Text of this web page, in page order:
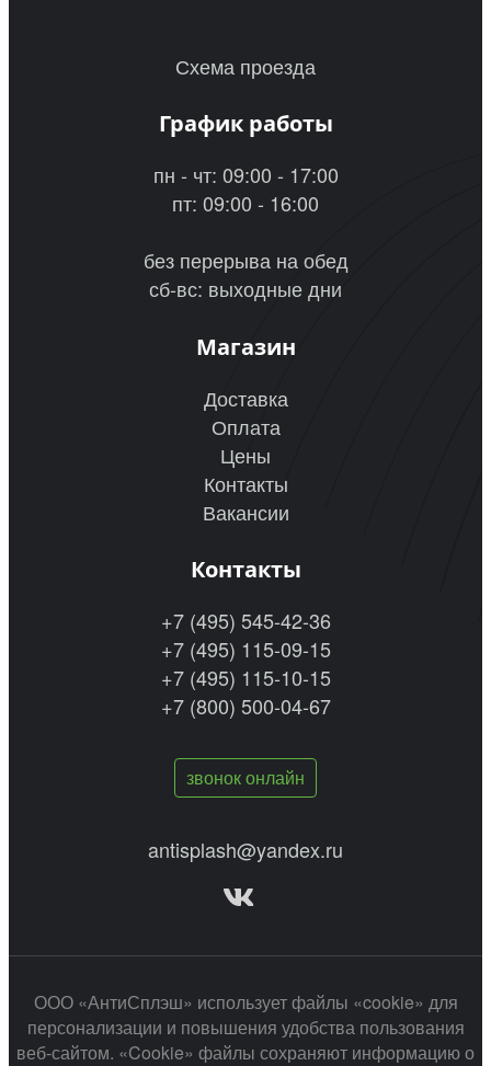
Схема проезда
График работы
пн - чт: 09:00 - 17:00
пт: 09:00 - 16:00
без перерыва на обед
сб-вс: выходные дни
Магазин
Доставка
Оплата
Цены
Контакты
Вакансии
Контакты
+7 (495) 545-42-36
+7 (495) 115-09-15
+7 (495) 115-10-15
+7 (800) 500-04-67
звонок онлайн
antisplash@yandex.ru
ООО «АнтиСплэш» использует файлы «cookie» для
персонализации и повышения удобства пользования
веб-сайтом. «Cookie» файлы сохраняют информацию о